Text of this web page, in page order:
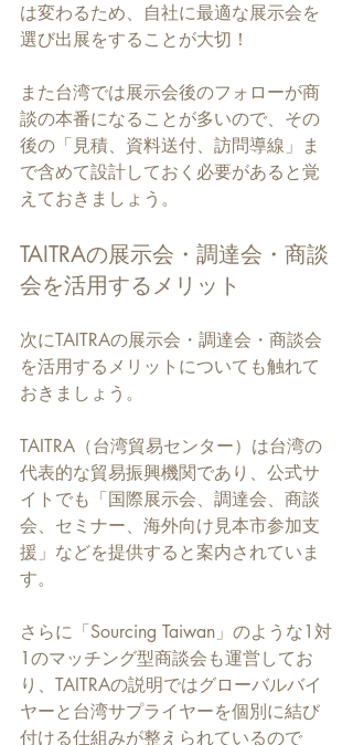
は変わるため、自社に最適な展示会を
選び出展をすることが大切！
また台湾では展示会後のフォローが商
談の本番になることが多いので、その
後の「見積、資料送付、訪問導線」ま
で含めて設計しておく必要があると覚
えておきましょう。
TAITRAの展示会・調達会・商談
会を活用するメリット
次にTAITRAの展示会・調達会・商談会
を活用するメリットについても触れて
おきましょう。
TAITRA（台湾貿易センター）は台湾の
代表的な貿易振興機関であり、公式サ
イトでも「国際展示会、調達会、商談
会、セミナー、海外向け見本市参加支
援」などを提供すると案内されていま
す。
さらに「Sourcing Taiwan」のような1対
1のマッチング型商談会も運営してお
り、TAITRAの説明ではグローバルバイ
ヤーと台湾サプライヤーを個別に結び
付ける仕組みが整えられているので